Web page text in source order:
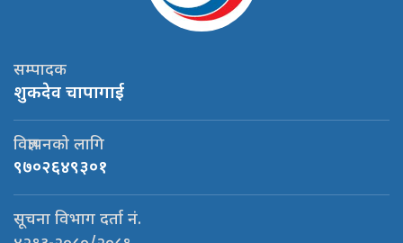
सम्पादक
शुकदेव चापागाई
विज्ञापनको लागि
९७०२६४९३०१
सूचना विभाग दर्ता नं.